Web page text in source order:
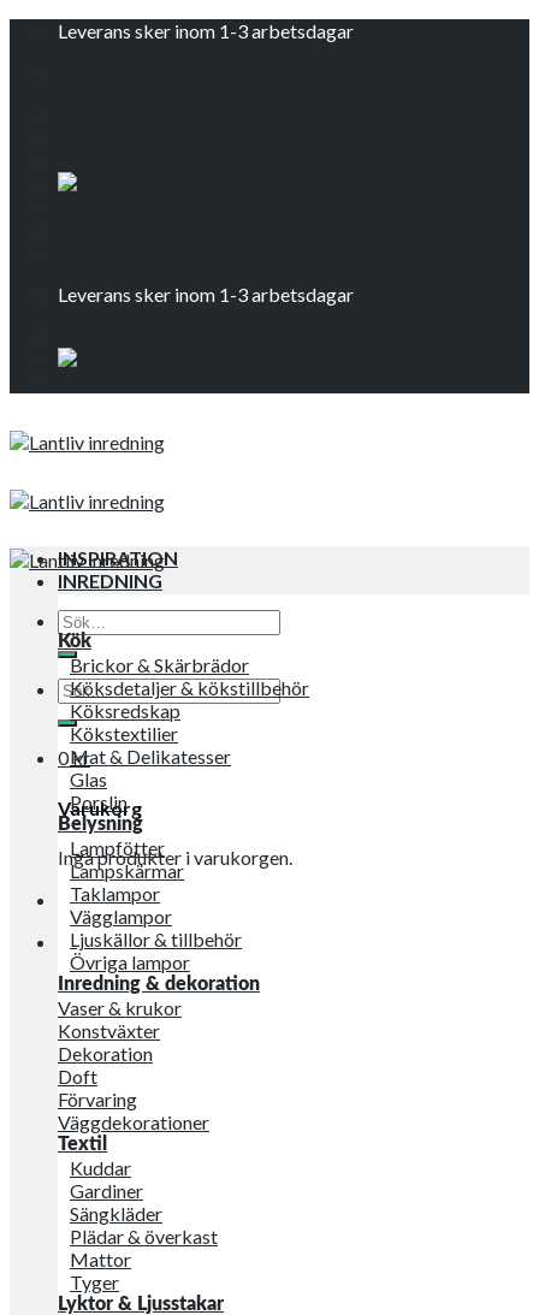
Leverans sker inom 1-3 arbetsdagar
Leverans sker inom 1-3 arbetsdagar
Sök
efter:
Sök
efter:
0kr
Varukorg
Inga produkter i varukorgen.
INSPIRATION
INREDNING
Kök
Brickor & Skärbrädor
Köksdetaljer & kökstillbehör
Köksredskap
Kökstextilier
Mat & Delikatesser
Glas
Porslin
Belysning
Lampfötter
Lampskärmar
Taklampor
Vägglampor
Ljuskällor & tillbehör
Övriga lampor
Inredning & dekoration
Vaser & krukor
Konstväxter
Dekoration
Doft
Förvaring
Väggdekorationer
Textil
Kuddar
Gardiner
Sängkläder
Plädar & överkast
Mattor
Tyger
Lyktor & Ljusstakar